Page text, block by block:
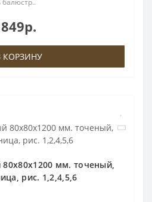
849р.
КОРЗИНУ
мм. точеный,
рис. 1,2,4,5,6